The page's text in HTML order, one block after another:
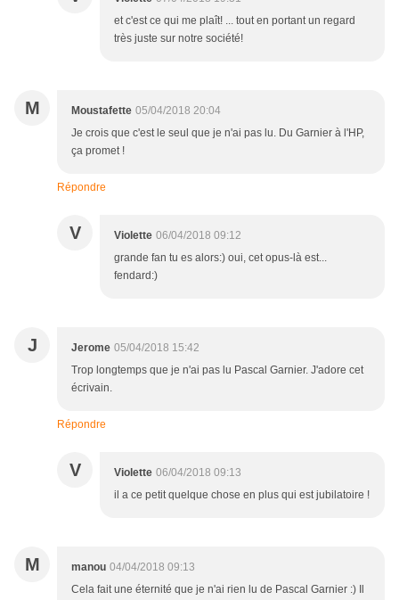
et c'est ce qui me plaît! ... tout en portant un regard
très juste sur notre société!
M Moustafette 05/04/2018 20:04
Je crois que c'est le seul que je n'ai pas lu. Du Garnier à l'HP,
ça promet !
Répondre
V Violette 06/04/2018 09:12
grande fan tu es alors:) oui, cet opus-là est...
fendard:)
J Jerome 05/04/2018 15:42
Trop longtemps que je n'ai pas lu Pascal Garnier. J'adore cet
écrivain.
Répondre
V Violette 06/04/2018 09:13
il a ce petit quelque chose en plus qui est jubilatoire !
M manou 04/04/2018 09:13
Cela fait une éternité que je n'ai rien lu de Pascal Garnier :) Il